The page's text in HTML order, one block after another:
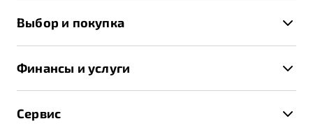
X70
Выбор и покупка
Спецпредложения и Акции
Записаться на тест-драйв
Финансы и услуги
Трейд-ин
Сервис